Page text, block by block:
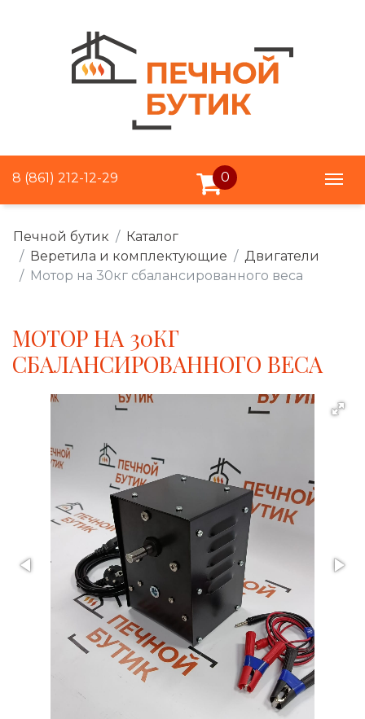
8 (861) 212-12-29 0
Печной бутик
Каталог
Веретила и комплектующие
Двигатели
Мотор на 30кг сбалансированного веса
МОТОР НА 30КГ
СБАЛАНСИРОВАННОГО ВЕСА